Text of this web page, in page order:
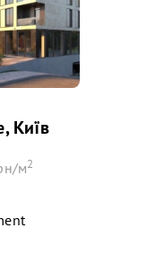
Київ
м2